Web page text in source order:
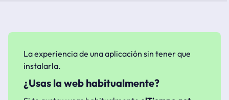
La experiencia de una aplicación sin tener que
instalarla.
¿Usas la web habitualmente?